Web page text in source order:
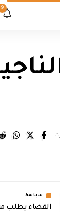
9
سياسة
القضاء يطلب